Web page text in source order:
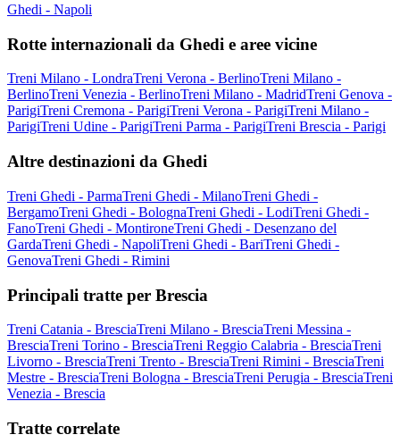
Ghedi - Napoli
Rotte internazionali da Ghedi e aree vicine
Treni Milano - LondraTreni Verona - BerlinoTreni Milano -
BerlinoTreni Venezia - BerlinoTreni Milano - MadridTreni Genova -
ParigiTreni Cremona - ParigiTreni Verona - ParigiTreni Milano -
ParigiTreni Udine - ParigiTreni Parma - ParigiTreni Brescia - Parigi
Altre destinazioni da Ghedi
Treni Ghedi - ParmaTreni Ghedi - MilanoTreni Ghedi -
BergamoTreni Ghedi - BolognaTreni Ghedi - LodiTreni Ghedi -
FanoTreni Ghedi - MontironeTreni Ghedi - Desenzano del
GardaTreni Ghedi - NapoliTreni Ghedi - BariTreni Ghedi -
GenovaTreni Ghedi - Rimini
Principali tratte per Brescia
Treni Catania - BresciaTreni Milano - BresciaTreni Messina -
BresciaTreni Torino - BresciaTreni Reggio Calabria - BresciaTreni
Livorno - BresciaTreni Trento - BresciaTreni Rimini - BresciaTreni
Mestre - BresciaTreni Bologna - BresciaTreni Perugia - BresciaTreni
Venezia - Brescia
Tratte correlate